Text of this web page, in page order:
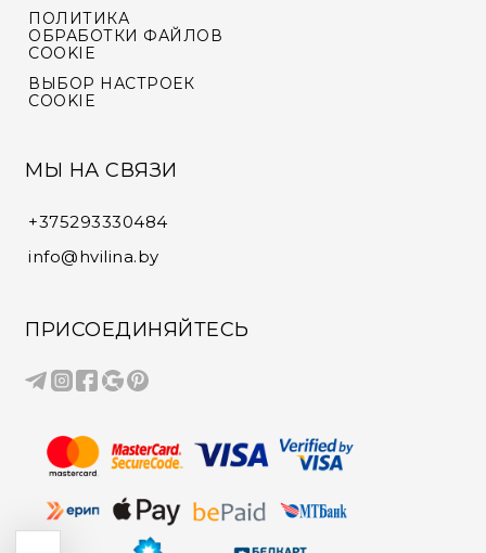
ПОЛИТИКА
ОБРАБОТКИ ФАЙЛОВ
COOKIE
ВЫБОР НАСТРОЕК
COOKIE
МЫ НА СВЯЗИ
+375293330484
info@hvilina.by
ПРИСОЕДИНЯЙТЕСЬ